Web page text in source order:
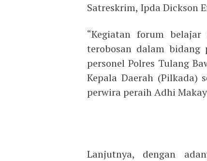
Satreskrim, Ipda Dickson
“Kegiatan forum
terobosan dalam bidang
personel Polres Tulang
Kepala Daerah (Pilkada)
perwira peraih Adhi
Lanjutnya, dengan